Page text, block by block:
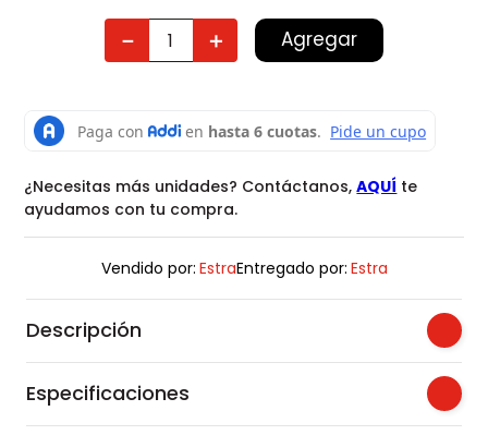
＋
－ Agregar
¿Necesitas más unidades? Contáctanos,AQUÍ te
ayudamos con tu compra.
Vendido por: EstraEntregado por: Estra
Descripción
Especificaciones